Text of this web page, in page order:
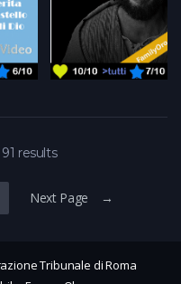
results
Next Page →
Tribunale di Roma